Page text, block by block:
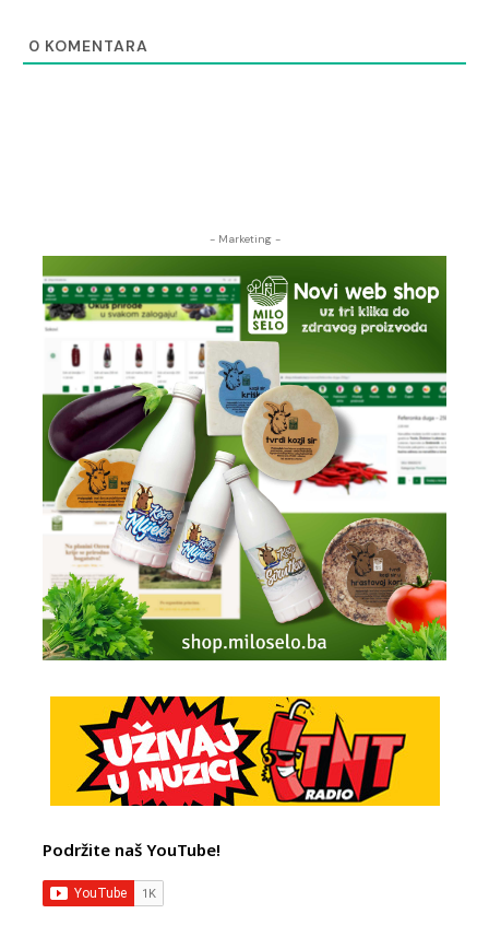
0 KOMENTARA
- Marketing -
Podržite naš YouTube!